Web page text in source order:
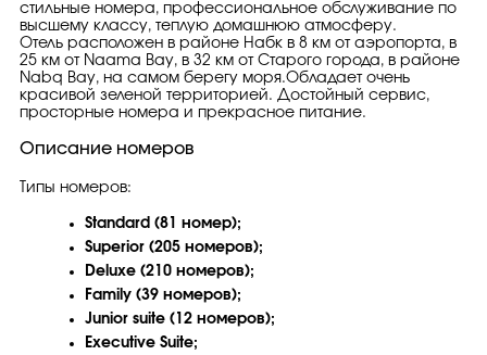
стильные номера, профессиональное обслуживание по
высшему классу, теплую домашнюю атмосферу.
Отель расположен в районе Набк в 8 км от аэропорта, в
25 км от Naama Bay, в 32 км от Старого города, в районе
Nabq Bay, на самом берегу моря.Обладает очень
красивой зеленой территорией. Достойный сервис,
просторные номера и прекрасное питание.
Описание номеров
Типы номеров:
Standard (81 номер);
Superior (205 номеров);
Deluxe (210 номеров);
Family (39 номеров);
Junior suite (12 номеров);
Executive Suite;